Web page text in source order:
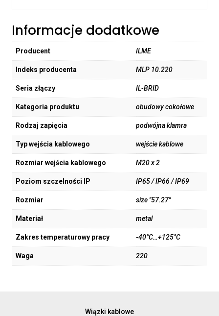
Informacje dodatkowe
Producent ILME
Indeks producenta MLP 10.220
Seria złączy IL-BRID
Kategoria produktu obudowy cokołowe
Rodzaj zapięcia podwójna klamra
Typ wejścia kablowego wejście kablowe
Rozmiar wejścia kablowego M20 x 2
Poziom szczelności IP IP65 / IP66 / IP69
Rozmiar size "57.27"
Materiał metal
Zakres temperaturowy pracy -40°C…+125°C
Waga 220
Wiązki kablowe